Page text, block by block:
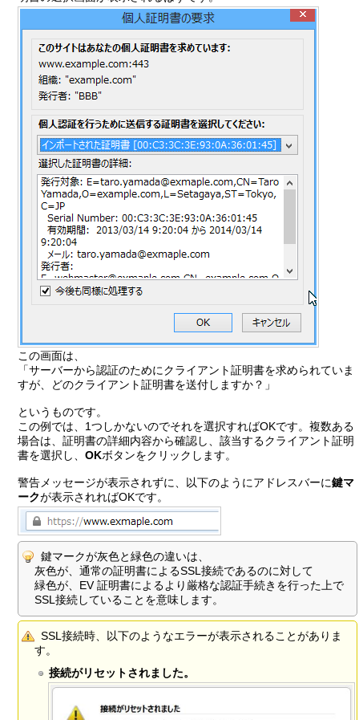
この画面は、
「サーバーから認証のためにクライアント証明書を求められていま
すが、どのクライアント証明書を送付しますか？」
というものです。
この例では、1つしかないのでそれを選択すればOKです。複数ある
場合は、証明書の詳細内容から確認し、該当するクライアント証明
書を選択し、 OKボタンをクリックします。
警告メッセージが表示されずに、以下のようにアドレスバーに鍵マ
ークが表示されればOKです。
鍵マークが灰色と緑色の違いは、
灰色が、通常の証明書によるSSL接続であるのに対して
緑色が、EV 証明書によるより厳格な認証手続きを行った上で
SSL接続していることを意味します。
SSL接続時、以下のようなエラーが表示されることがありま
す。
接続がリセットされました。